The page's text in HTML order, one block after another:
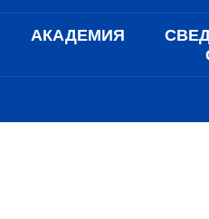
АКАДЕМИЯ